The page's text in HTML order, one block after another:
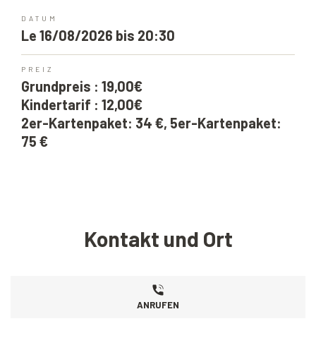
DATUM
Le 16/08/2026 bis 20:30
PREIZ
Grundpreis : 19,00€
Kindertarif : 12,00€
2er-Kartenpaket: 34 €, 5er-Kartenpaket:
75 €
Kontakt und Ort
ANRUFEN